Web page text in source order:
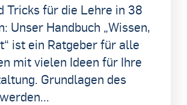
Tricks für die Lehre in 38
Unser Handbuch „Wissen,
ist ein Ratgeber für alle
mit vielen Ideen für Ihre
Grundlagen des